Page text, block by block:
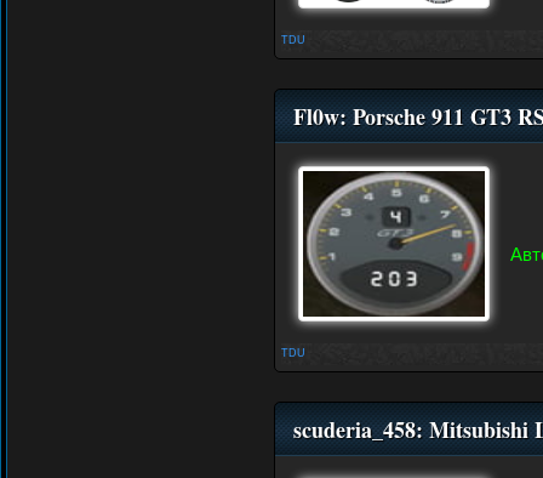
TDU
Fl0w: Porsche 911 GT3
TDU
scuderia_458: